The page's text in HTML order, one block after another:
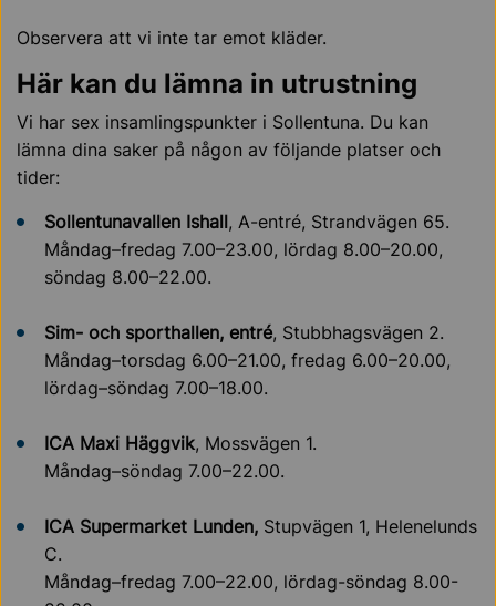
Observera att vi inte tar emot kläder.
Här kan du lämna in utrustning
Vi har sex insamlingspunkter i Sollentuna. Du kan
lämna dina saker på någon av följande platser och
tider:
Sollentunavallen Ishall, A-entré, Strandvägen 65.
Måndag–fredag 7.00–23.00, lördag 8.00–20.00,
söndag 8.00–22.00.
Sim- och sporthallen, entré, Stubbhagsvägen 2.
Måndag–torsdag 6.00–21.00, fredag 6.00–20.00,
lördag–söndag 7.00–18.00.
ICA Maxi Häggvik, Mossvägen 1.
Måndag–söndag 7.00–22.00.
ICA Supermarket Lunden, Stupvägen 1, Helenelunds
C.
Måndag–fredag 7.00–22.00, lördag-söndag 8.00-